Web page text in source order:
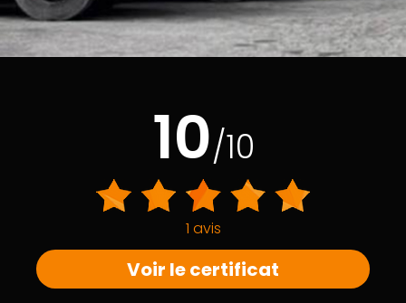
10/10
1 avis
Voir le certificat